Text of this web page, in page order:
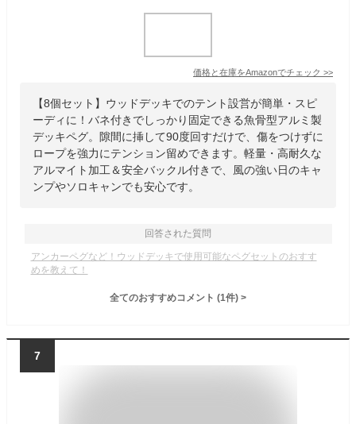
価格と在庫をAmazonでチェック >>
【8個セット】ウッドデッキでのテント設営が簡単・スピ
ーディに！バネ付きでしっかり固定できる魚骨型アルミ製
デッキペグ。隙間に挿して90度回すだけで、傷をつけずに
ロープを強力にテンション留めできます。軽量・高耐久な
アルマイト加工＆安全バックル付きで、風の強い日のキャ
ンプやソロキャンでも安心です。
回答された質問
アンカーペグなど！ウッドデッキで使用可能なペグセットのおすす
めを教えて！
全てのおすすめコメント (1件) >
7